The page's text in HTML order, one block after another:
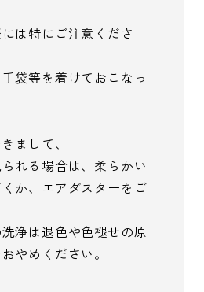
は特にご注意くださ
袋等を着けておこなっ
まして、
れる場合は、柔らかい
か、エアダスターをご
浄は退色や色褪せの原
やめください。